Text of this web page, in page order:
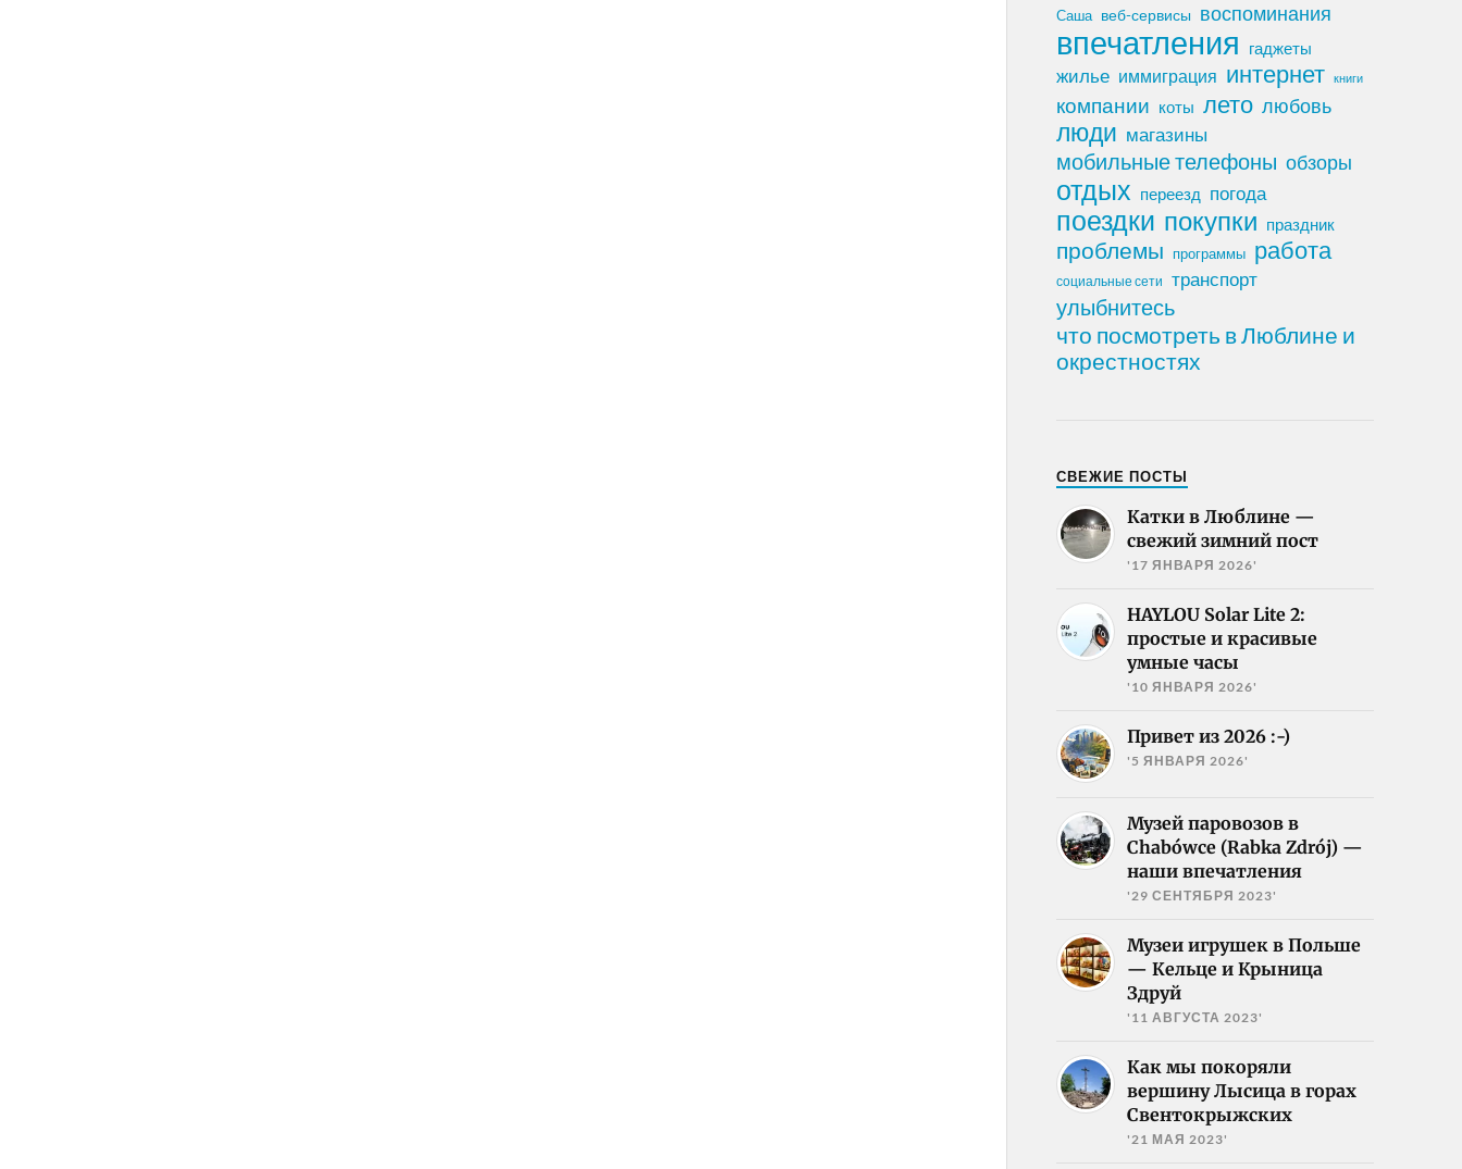
Саша веб-сервисы воспоминания
впечатления гаджеты
жилье иммиграция интернет книги
компании коты лето любовь
люди магазины
мобильные телефоны обзоры
отдых переезд погода
поездки покупки праздник
проблемы программы работа
социальные сети транспорт
улыбнитесь
что посмотреть в Люблине и
окрестностях
СВЕЖИЕ ПОСТЫ
Катки в Люблине —
свежий зимний пост
'17 ЯНВАРЯ 2026'
HAYLOU Solar Lite 2:
простые и красивые
умные часы
'10 ЯНВАРЯ 2026'
Привет из 2026 :-)
'5 ЯНВАРЯ 2026'
Музей паровозов в
Chabówce (Rabka Zdrój) —
наши впечатления
'29 СЕНТЯБРЯ 2023'
Музеи игрушек в Польше
— Кельце и Крыница
Здруй
'11 АВГУСТА 2023'
Как мы покоряли
вершину Лысица в горах
Свентокрыжских
'21 МАЯ 2023'